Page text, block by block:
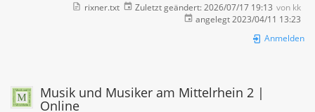
rixner.txt Zuletzt geändert: 2026/07/17 19:13 von kk
angelegt 2023/04/11 13:23
Anmelden
Musik und Musiker am Mittelrhein 2 |
Online